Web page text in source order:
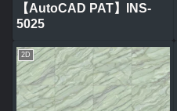
【AutoCAD PAT】INS-
5025
2D